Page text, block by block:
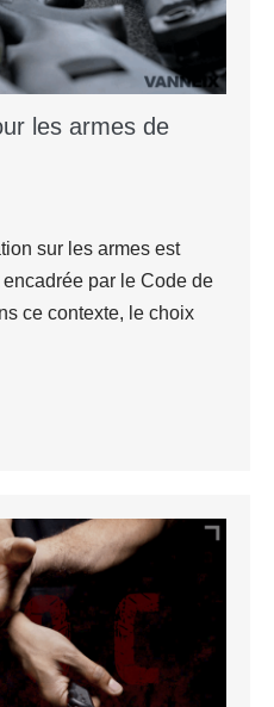
les armes de
sur les armes est
par le Code de
ce contexte, le choix